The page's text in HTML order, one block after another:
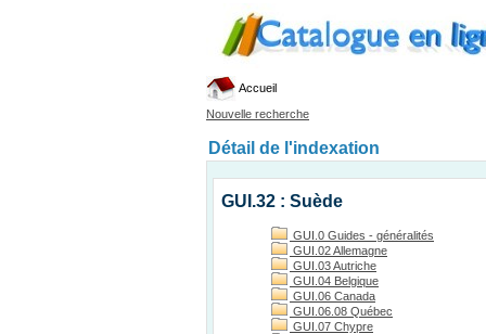
Accueil
Nouvelle recherche
Détail de l'indexation
GUI.32 : Suède
GUI.0 Guides - généralités
GUI.02 Allemagne
GUI.03 Autriche
GUI.04 Belgique
GUI.06 Canada
GUI.06.08 Québec
GUI.07 Chypre